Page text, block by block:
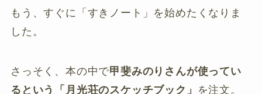
もう、すぐに「すきノート」を始めたくなりま
した。
さっそく、本の中で甲斐みのりさんが使ってい
るという「月光荘のスケッチブック」
を注文。